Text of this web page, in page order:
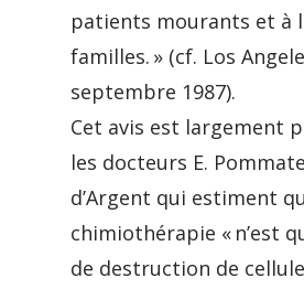
patients mourants et à
familles. » (cf. Los
septembre 1987).
Cet avis est largement
les docteurs E.
d’Argent qui estiment
chimiothérapie « n’est
de destruction de